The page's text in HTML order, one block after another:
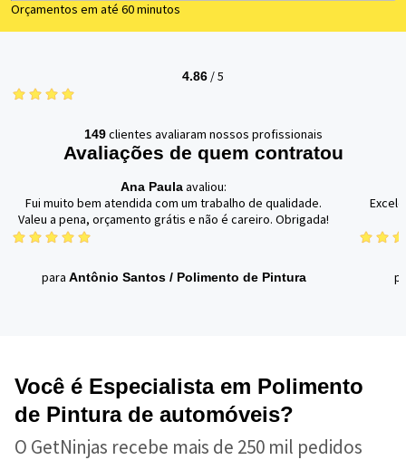
Orçamentos em até 60 minutos
4.86 /5
149clientes avaliaram nossos profissionais
Avaliações de quem contratou
Ana Paulaavaliou:
Fui muito bem atendida com um trabalho de qualidade.
Valeu a pena, orçamento grátis e não é careiro. Obrigada!
para Antônio Santos/ Polimento de Pintura
Você é Especialista em Polimento
de Pintura de automóveis?
O GetNinjas recebe mais de 250 mil pedidos